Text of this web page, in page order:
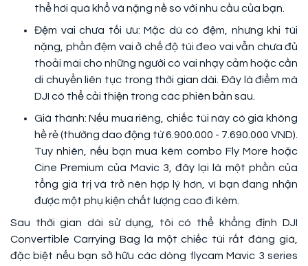
thể hơi quá khổ và nặng nề so với nhu cầu của bạn.
Đệm vai chưa tối ưu: Mặc dù có đệm, nhưng khi túi
nặng, phần đệm vai ở chế độ túi đeo vai vẫn chưa đủ
thoải mái cho những người có vai nhạy cảm hoặc cần
di chuyển liên tục trong thời gian dài. Đây là điểm mà
DJI có thể cải thiện trong các phiên bản sau.
Giá thành: Nếu mua riêng, chiếc túi này có giá không
hề rẻ (thường dao động từ 6.900.000 - 7.690.000 VND).
Tuy nhiên, nếu bạn mua kèm combo Fly More hoặc
Cine Premium của Mavic 3, đây lại là một phần của
tổng giá trị và trở nên hợp lý hơn, vì bạn đang nhận
được một phụ kiện chất lượng cao đi kèm.
Sau thời gian dài sử dụng, tôi có thể khẳng định DJI
Convertible Carrying Bag là một chiếc túi rất đáng giá,
đặc biệt nếu bạn sở hữu các dòng flycam Mavic 3 series